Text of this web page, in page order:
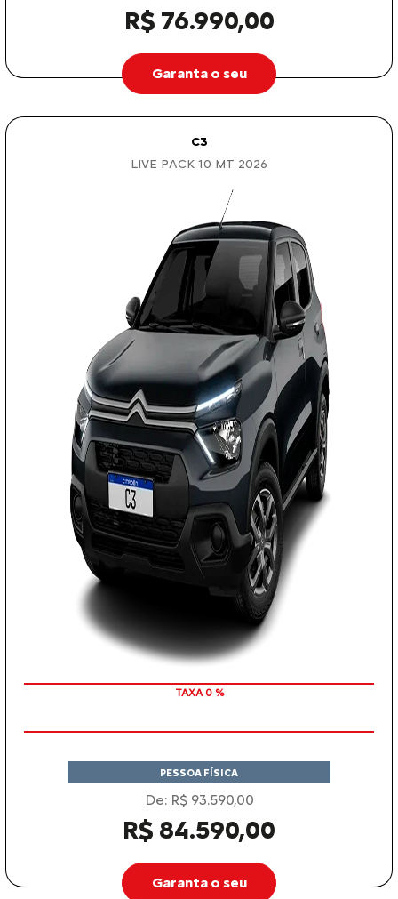
R$ 76.990,00
Garanta o seu
C3
LIVE PACK 1.0 MT 2026
COM SEU USADO NA TROCA
PESSOA FÍSICA
De: R$ 93.590,00
R$ 84.590,00
Garanta o seu